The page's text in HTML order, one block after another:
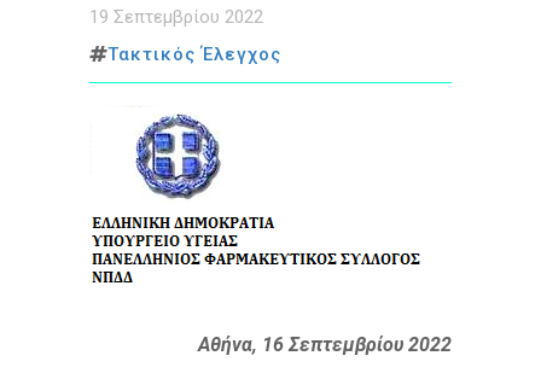
19 Σεπτεμβρίου 2022
Τακτικός Έλεγχος
Αθήνα, 16 Σεπτεμβρίου 2022